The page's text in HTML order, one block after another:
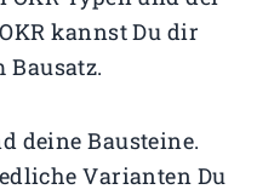
kannst Du dir
deine Bausteine.
Varianten Du